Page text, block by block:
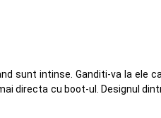
sunt intinse. Ganditi-va la ele
directa cu boot-ul. Designul